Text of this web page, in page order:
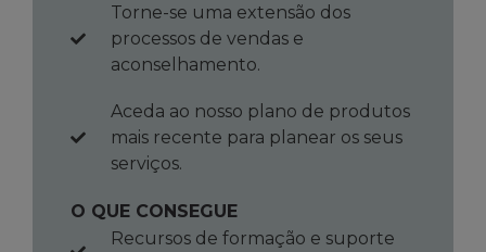
Torne-se uma extensão dos
processos de vendas e
aconselhamento.
Aceda ao nosso plano de produtos
mais recente para planear os seus
serviços.
O QUE CONSEGUE
Recursos de formação e suporte